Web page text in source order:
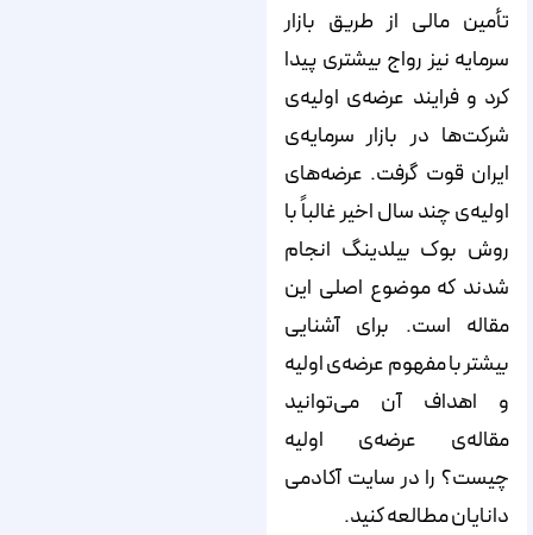
تأمین مالی از طریق بازار
سرمایه نیز رواج بیشتری پیدا
کرد و فرایند عرضه‌‌‌‌‌‌‌‌‌‌‌‌‌‌‌‌‌‌‌‌‌‌‌‌‌‌‌‌‌‌‌‌‌‌‌‌‌‌‌‌‌‌‌‌‌‌‌‌‌‌‌‌‌‌‌‌‌ی اولیه‌‌‌‌‌‌‌‌‌‌‌‌‌‌‌‌‌‌‌‌‌‌‌‌‌‌‌‌‌‌‌‌‌‌‌‌‌‌‌‌‌‌‌‌‌‌‌‌‌‌‌‌‌‌‌‌‌ی
شرکت‌‌‌‌‌‌‌‌‌‌‌‌‌‌‌‌‌‌‌‌‌‌‌‌‌‌‌‌‌‌‌‌‌‌‌‌‌‌‌‌‌‌‌‌‌‌‌‌‌‌‌‌‌‌‌‌‌ها در بازار سرمایه‌‌‌‌‌‌‌‌‌‌‌‌‌‌‌‌‌‌‌‌‌‌‌‌‌‌‌‌‌‌‌‌‌‌‌‌‌‌‌‌‌‌‌‌‌‌‌‌‌‌‌‌‌‌‌‌‌ی
ایران قوت گرفت. عرضه‌‌‌‌‌‌‌‌‌‌‌‌‌‌‌‌‌‌‌‌‌‌‌‌‌‌‌‌‌‌‌‌‌‌‌‌‌‌‌‌‌‌‌‌‌‌‌‌‌‌‌‌‌‌‌‌‌های
اولیه‌‌‌‌‌‌‌‌‌‌‌‌‌‌‌‌‌‌‌‌‌‌‌‌‌‌‌‌‌‌‌‌‌‌‌‌‌‌‌‌‌‌‌‌‌‌‌‌‌‌‌‌‌‌‌‌‌ی چند سال اخیر غالباً با
روش بوک بیلدینگ انجام
شدند که موضوع اصلی این
مقاله است. برای آشنایی
بیشتر با مفهوم عرضه‌‌‌‌‌‌‌‌‌‌‌‌‌‌‌‌‌‌‌‌‌‌‌‌‌‌‌‌‌‌‌‌‌‌‌‌‌‌‌‌‌‌‌‌‌‌‌‌‌‌‌‌‌‌‌‌‌ی اولیه
و اهداف آن می‌‌‌‌‌‌‌‌‌‌‌‌‌‌‌‌‌‌‌‌‌‌‌‌‌‌‌‌‌‌‌‌‌‌‌‌‌‌‌‌‌‌‌‌‌‌‌‌‌‌‌‌‌‌‌‌‌توانید
مقاله‌‌‌‌‌‌‌‌‌‌‌‌‌‌‌‌‌‌‌‌‌‌‌‌‌‌‌‌‌‌‌‌‌‌‌‌‌‌‌‌‌‌‌‌‌‌‌‌‌‌‌‌‌‌‌‌‌ی عرضه‌‌‌‌‌‌‌‌‌‌‌‌‌‌‌‌‌‌‌‌‌‌‌‌‌‌‌‌‌‌‌‌‌‌‌‌‌‌‌‌‌‌‌‌‌‌‌‌‌‌‌‌‌‌‌‌‌ی اولیه
چیست؟ را در سایت آکادمی
دانایان مطالعه کنید.